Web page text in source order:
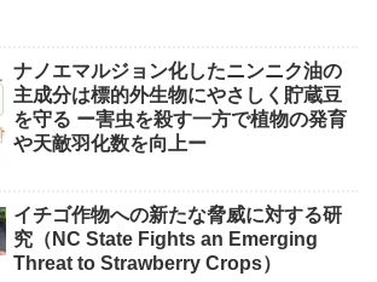
ナノエマルジョン化したニンニク油の
主成分は標的外生物にやさしく貯蔵豆
を守る ー害虫を殺す一方で植物の発育
や天敵羽化数を向上ー
イチゴ作物への新たな脅威に対する研
究（NC State Fights an Emerging
Threat to Strawberry Crops）